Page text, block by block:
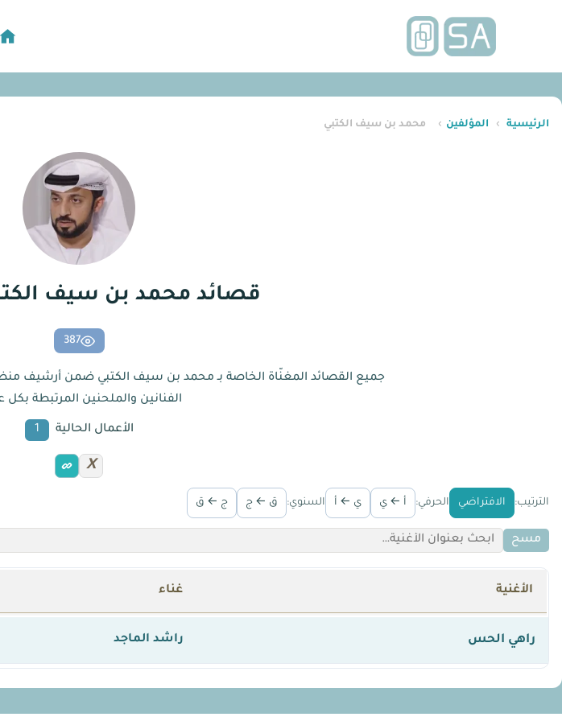
الرئيسية › المؤلفين › محمد بن سيف الكتبي
قصائد محمد بن سيف
387
جميع القصائد المغنّاة الخاصة بـ محمد بن سيف الكتبي ضمن أرشيف منظم
الفنانين والملحنين المرتبطة
الأعمال الحالية 1
X
الترتيب: الافتراضي الحرفي: أ ← ي ي ← أ السنوي: ق ← ج ج ← ق
مسح
الأغنية غناء
راهي الحس راشد الماجد